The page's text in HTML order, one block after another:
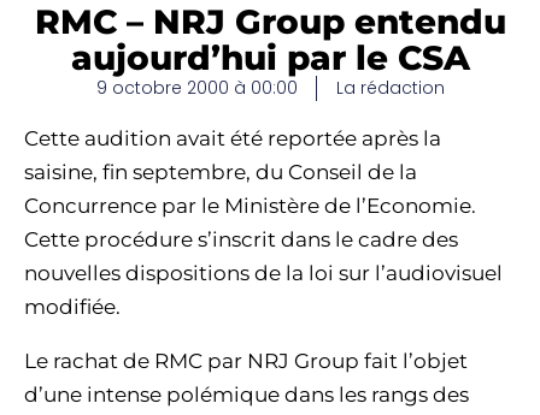
RMC – NRJ Group entendu
aujourd’hui par le CSA
9 octobre 2000 à 00:00 La rédaction
Cette audition avait été reportée après la
saisine, fin septembre, du Conseil de la
Concurrence par le Ministère de l’Economie.
Cette procédure s’inscrit dans le cadre des
nouvelles dispositions de la loi sur l’audiovisuel
modifiée.
Le rachat de RMC par NRJ Group fait l’objet
d’une intense polémique dans les rangs des